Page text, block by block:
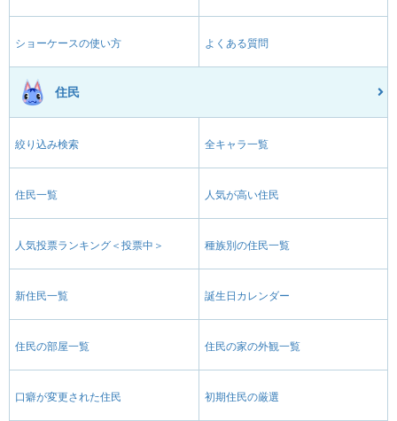
ショーケースの使い方 よくある質問
住民
絞り込み検索 全キャラ一覧
住民一覧 人気が高い住民
人気投票ランキング＜投票中＞ 種族別の住民一覧
新住民一覧 誕生日カレンダー
住民の部屋一覧 住民の家の外観一覧
口癖が変更された住民 初期住民の厳選